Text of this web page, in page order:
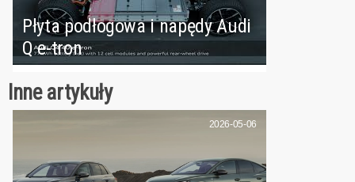
Płyta podłogowa i napędy Audi
Q e-tron
Inne artykuły
2026-05-06